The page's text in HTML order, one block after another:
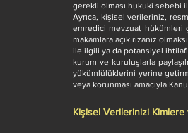
gerekli olması hukuki sebebi
Ayrıca, kişisel verileriniz,
emredici mevzuat hükümleri
makamlara açık rızanız
ile ilgili ya da potansiyel
kurum ve kuruluşlarla
yükümlülüklerini yerine
veya korunması amacıyla
Kişisel Verilerinizi